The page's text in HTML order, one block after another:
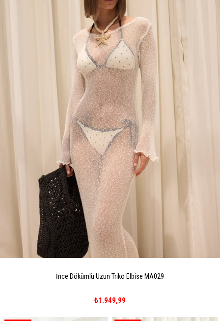
İnce Dökümlü Uzun Triko Elbise MA029
₺1.949,99